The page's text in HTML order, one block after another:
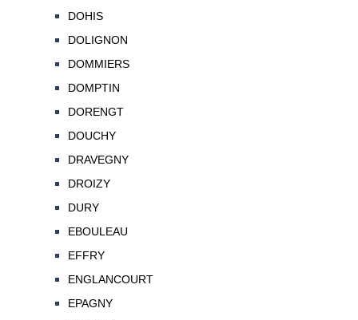
DOHIS
DOLIGNON
DOMMIERS
DOMPTIN
DORENGT
DOUCHY
DRAVEGNY
DROIZY
DURY
EBOULEAU
EFFRY
ENGLANCOURT
EPAGNY